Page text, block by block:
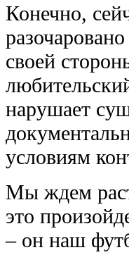
Конечно,
своей
нарушает
условиям
Мы ждем
это
– он наш